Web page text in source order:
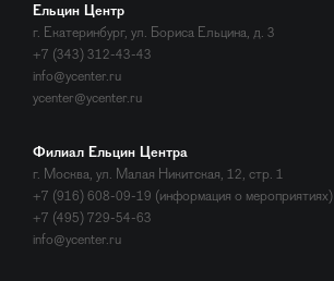
Ельцин Центр
г. Екатеринбург, ул. Бориса Ельцина, д. 3
+7 (343) 312-43-43
info@ycenter.ru
ycenter@ycenter.ru
Филиал Ельцин Центра
г. Москва, ул. Малая Никитская, 12, стр. 1
+7 (916) 608-09-19 (информация о мероприятиях)
+7 (495) 729-54-63
info@ycenter.ru